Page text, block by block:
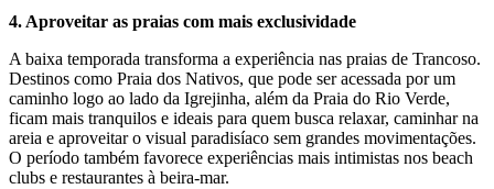
4. Aproveitar as praias com mais exclusividade
A baixa temporada transforma a experiência nas praias de Trancoso.
Destinos como Praia dos Nativos, que pode ser acessada por um
caminho logo ao lado da Igrejinha, além da Praia do Rio Verde,
ficam mais tranquilos e ideais para quem busca relaxar, caminhar na
areia e aproveitar o visual paradisíaco sem grandes movimentações.
O período também favorece experiências mais intimistas nos beach
clubs e restaurantes à beira-mar.